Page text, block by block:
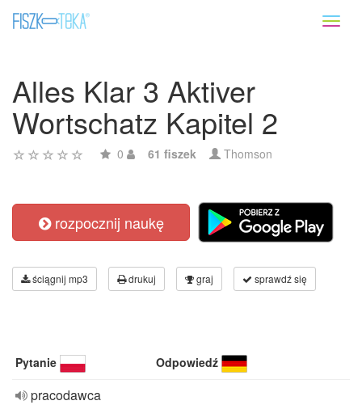
Alles Klar 3 Aktiver
Wortschatz Kapitel 2
0 61 fiszek Thomson
rozpocznij naukę
ściągnij mp3 drukuj graj sprawdź się
Pytanie Odpowiedź
pracodawca